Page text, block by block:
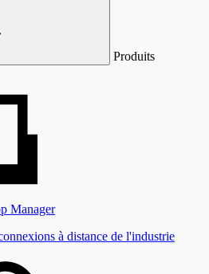
Produits
Manager
à distance de l'industrie